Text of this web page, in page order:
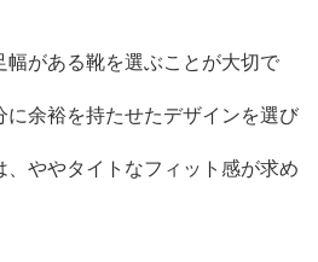
幅がある靴を選ぶことが大切で
に余裕を持たせたデザインを選び
、ややタイトなフィット感が求め